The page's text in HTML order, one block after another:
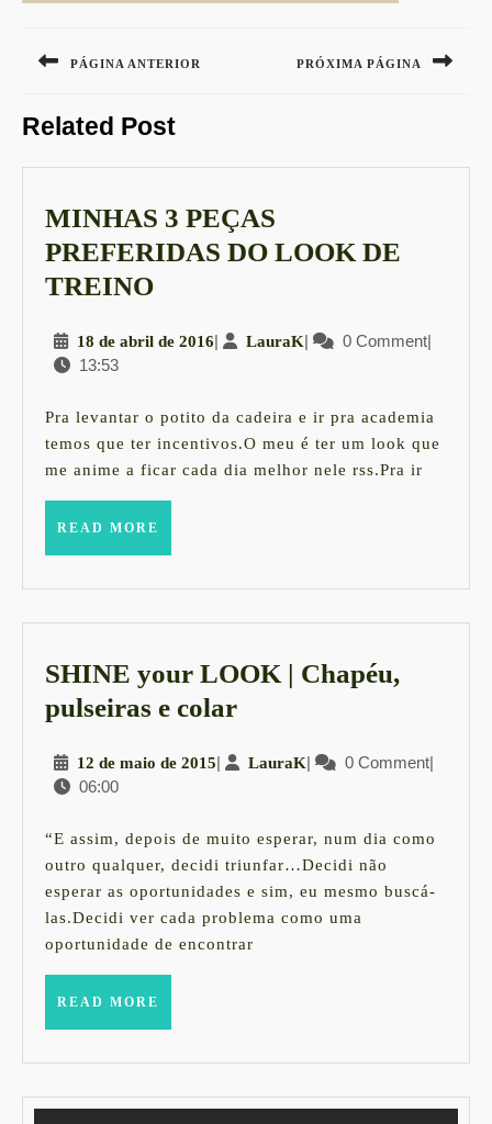
de
PÁGINA ANTERIOR
post:
PRÓXIMA PÁGINA
Related Post
MINHAS 3 PEÇAS
PREFERIDAS DO LOOK DE
TREINOMINHAS
PEÇAS
DO
LOOK
DE
18 de abril de 201618
de
2016
| LauraKLauraK
| 0 Comment|
13:53
Pra levantar o potito da cadeira e ir pra academia
temos que ter incentivos.O meu é ter um look que
me anime a ficar cada dia melhor nele rss.Pra ir
READ MORE
SHINE your LOOK | Chapéu,
pulseiras e colarSHINE
LOOK
Chapéu,
pulseiras
e
colar
12 de maio de 201512
de
2015
| LauraKLauraK
| 0 Comment|
06:00
“E assim, depois de muito esperar, num dia como
outro qualquer, decidi triunfar…Decidi não
esperar as oportunidades e sim, eu mesmo buscá-
las.Decidi ver cada problema como uma
oportunidade de encontrar
READ MORE